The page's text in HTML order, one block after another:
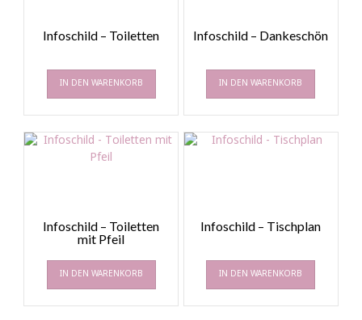
Infoschild – Toiletten
IN DEN WARENKORB
Infoschild – Dankeschön
IN DEN WARENKORB
Infoschild – Toiletten
mit Pfeil
IN DEN WARENKORB
Infoschild – Tischplan
IN DEN WARENKORB